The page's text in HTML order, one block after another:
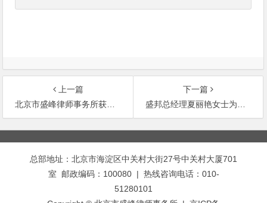
上一篇
北京市盛峰律师事务所获评年度优秀知识产权服务机构
下一篇
盛邦总经理夏丽艳女士为高新技术企业协会会员单位授课
文
章
总部地址：北京市海淀区中关村大街27号中关村大厦701
室 邮政编码：100080 | 热线咨询电话：010-
51280101